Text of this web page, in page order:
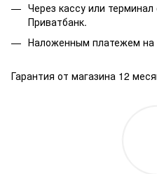
Через кассу или
Приватбанк.
Наложенным платежем на
Гарантия от магазина 12